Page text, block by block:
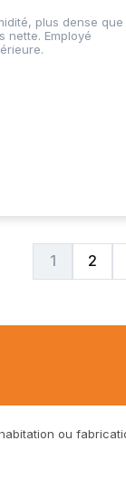
plus dense que
nette. Employé
Vous lisez
1 Page
2
ou